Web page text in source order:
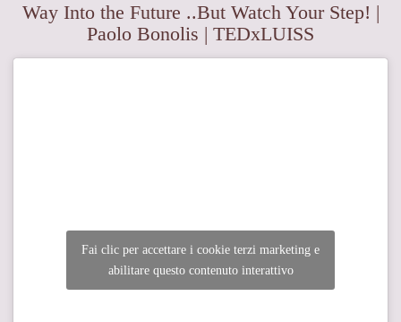
Way Into the Future ..But Watch Your Step! |
Paolo Bonolis | TEDxLUISS
Fai clic per accettare i cookie terzi marketing e
abilitare questo contenuto interattivo